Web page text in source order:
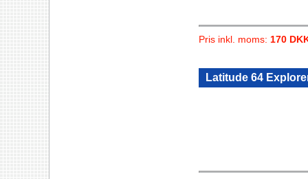
Pris inkl. moms: 170
Latitude 64